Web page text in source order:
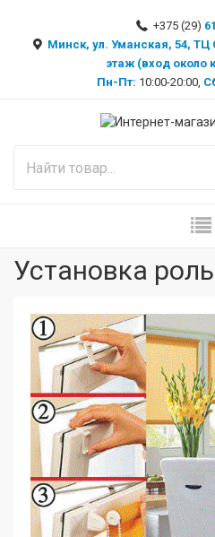
+375 (29)
Минск, ул. Уманская, 54, ТЦ
этаж (вход около
Пн-Пт: 10:00-20:00,
Установка